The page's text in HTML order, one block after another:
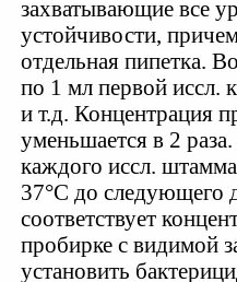
захватывающие все
устойчивости,
отдельная пипетка.
по 1 мл первой иссл.
и т.д. Концентрация
уменьшается в 2
каждого иссл.
37°С до
соответствует
пробирке с видимой
установить